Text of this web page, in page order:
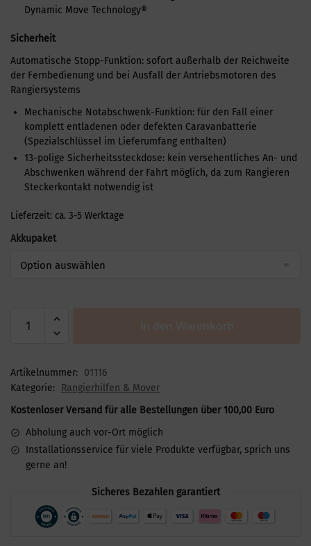
Dynamic Move Technology®
Sicherheit
Automatische Stopp-Funktion: sofort außerhalb der Reichweite
der Fernbedienung und bei Ausfall der Antriebsmotoren des
Rangiersystems
Mechanische Notabschwenk-Funktion: für den Fall einer
komplett entladenen oder defekten Caravanbatterie
(Spezialschlüssel im Lieferumfang enthalten)
13-polige Sicherheitssteckdose: kein versehentliches An- und
Abschwenken während der Fahrt möglich, da zum Rangieren
Steckerkontakt notwendig ist
Lieferzeit: ca. 3-5 Werktage
Akkupaket
Artikelnummer: 01116
Kategorie: Rangierhilfen & Mover
Kostenloser Versand für alle Bestellungen über 100,00 Euro
Abholung auch vor-Ort möglich
Installationsservice für viele Produkte verfügbar, sprich uns
gerne an!
Sicheres Bezahlen garantiert